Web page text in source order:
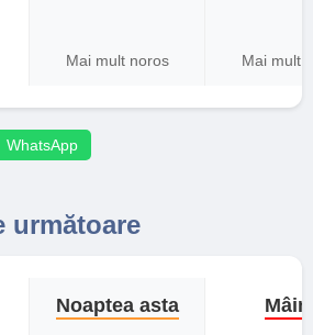
Mai mult noros Mai mult
WhatsApp
următoare
Noaptea asta